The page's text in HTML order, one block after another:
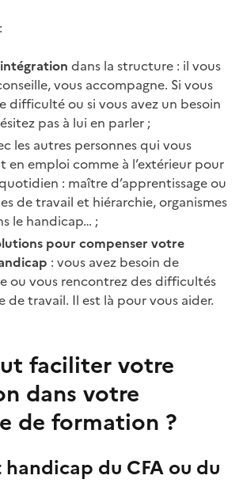
dans la structure : il vous
vous accompagne. Si vous
difficulté ou si vous avez un besoin
pas à lui en parler ;
les autres personnes qui vous
en emploi comme à l’extérieur pour
: maître d’apprentissage ou
de travail et hiérarchie, organismes
le handicap… ;
pour compenser votre
: vous avez besoin de
ou vous rencontrez des difficultés
de travail. Il est là pour vous aider.
faciliter votre
dans votre
de formation ?
du CFA ou du